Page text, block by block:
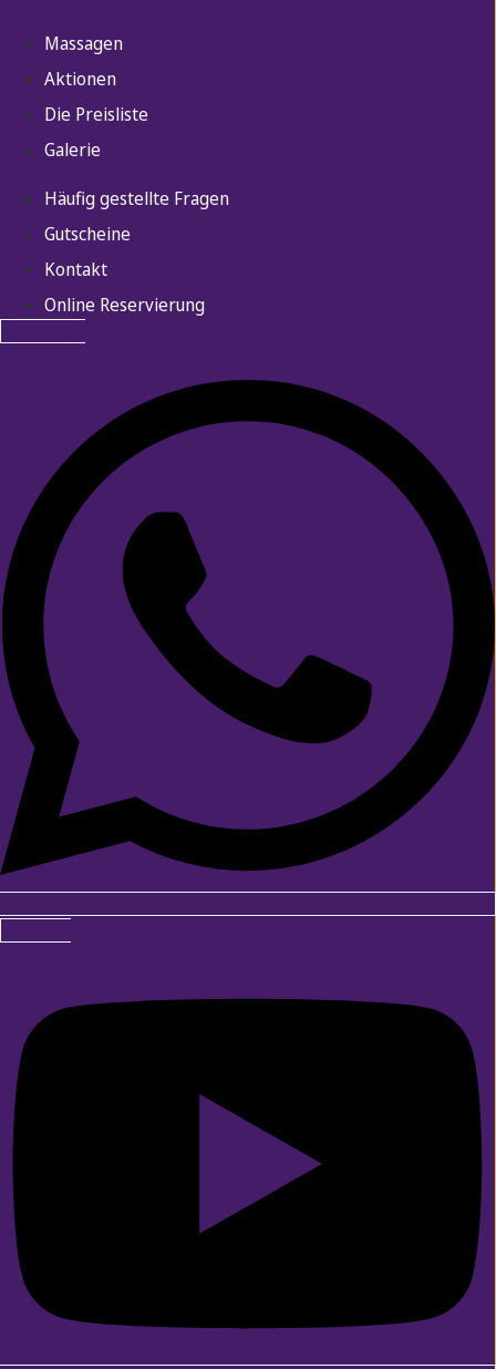
Massagen
Aktionen
Die Preisliste
Galerie
Häufig gestellte Fragen
Gutscheine
Kontakt
Online Reservierung